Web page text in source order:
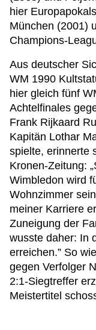
hier
München (2001)
Champions-
Aus deutscher
WM 1990
hier gleich fünf
Achtelfinales
Frank Rijkaard
Kapitän Lothar
spielte, erinnerte
Kronen-Zeitung:
Wimbledon wird
Wohnzimmer
meiner Karriere
Zuneigung der
wusste daher: In
erreichen.” So
gegen Verfolger
2:1-Siegtreffer
Meistertitel